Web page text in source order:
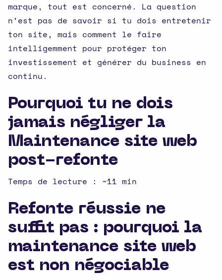
marque, tout est concerné. La question
n’est pas de savoir si tu dois entretenir
ton site, mais comment le faire
intelligemment pour protéger ton
investissement et générer du business en
continu.
Pourquoi tu ne dois
jamais négliger la
Maintenance site web
post-refonte
Temps de lecture : ~11 min
Refonte réussie ne
suffit pas : pourquoi la
maintenance site web
est non négociable